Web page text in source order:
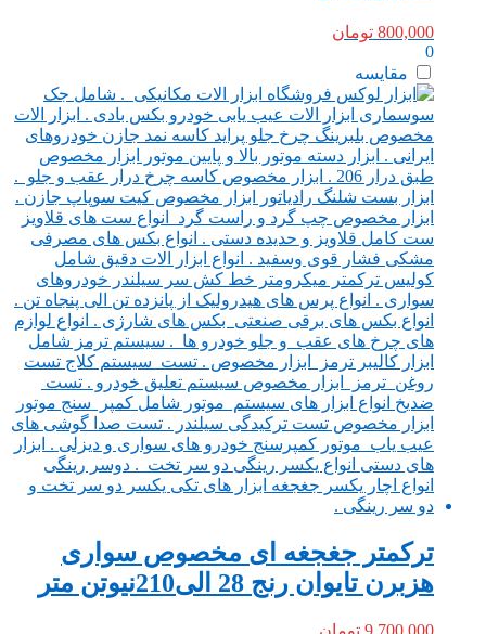
800,000 تومان
0
مقایسه
ترکمتر جغجغه ای مخصوص سواری
هزبرن تایوان رنج 28 الی210نیوتن متر
9,700,000 تومان